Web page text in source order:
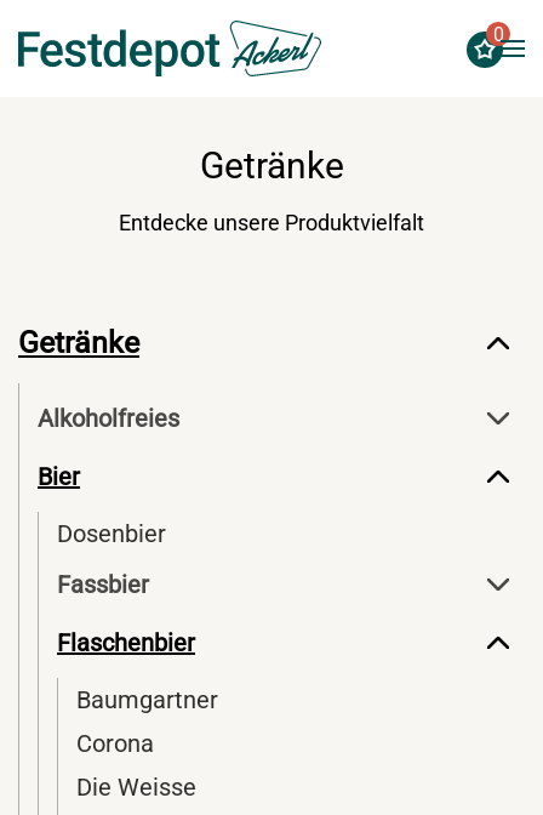
Zum Hauptinhalt springen
0
Getränke
Entdecke unsere Produktvielfalt
Getränke
Alkoholfreies
Bier
Dosenbier
Fassbier
Flaschenbier
Baumgartner
Corona
Die Weisse